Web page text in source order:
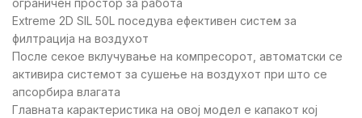
ограничен простор за работа
Extreme 2D SIL 50L поседува ефективен систем за
филтрација на воздухот
После секое вклучување на компресорот, автоматски се
активира системот за сушење на воздухот при што се
апсорбира влагата
Главната карактеристика на овој модел е капакот кој